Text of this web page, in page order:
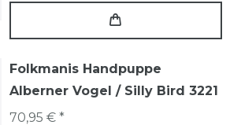
Folkmanis Handpuppe
Alberner Vogel / Silly Bird 3221
70,95 € *